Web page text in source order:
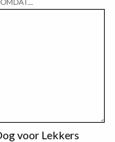
voor Lekkers